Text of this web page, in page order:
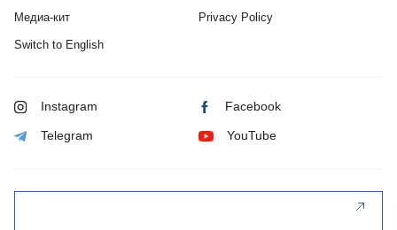
Медиа-кит Privacy Policy
Switch to English
Instagram Facebook
Telegram YouTube